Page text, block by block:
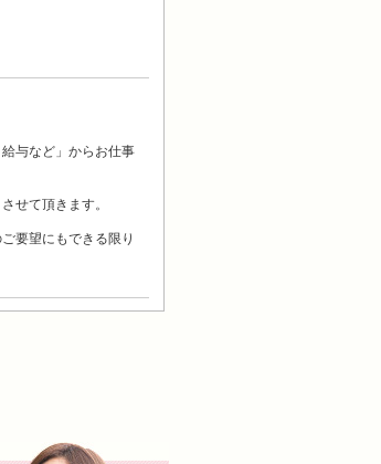
与など」からお仕事
せて頂きます。
要望にもできる限り